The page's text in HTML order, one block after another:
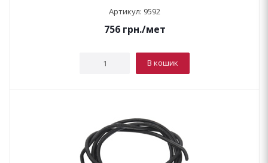
Артикул: 9592
756грн./мет
В кошик